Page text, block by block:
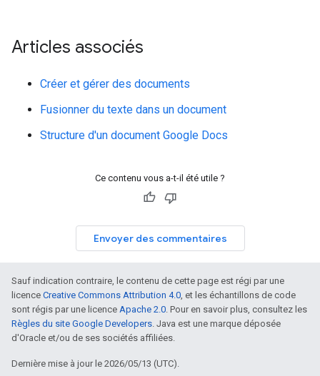
Articles associés
Créer et gérer des documents
Fusionner du texte dans un document
Structure d'un document Google Docs
Ce contenu vous a-t-il été utile ?
Envoyer des commentaires
Sauf indication contraire, le contenu de cette page est régi par une
licence Creative Commons Attribution 4.0, et les échantillons de code
sont régis par une licence Apache 2.0. Pour en savoir plus, consultez les
Règles du site Google Developers. Java est une marque déposée
d'Oracle et/ou de ses sociétés affiliées.
Dernière mise à jour le 2026/05/13 (UTC).